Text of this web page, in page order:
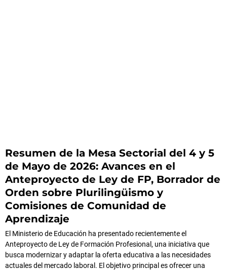
Resumen de la Mesa Sectorial del 4 y 5
de Mayo de 2026: Avances en el
Anteproyecto de Ley de FP, Borrador de
Orden sobre Plurilingüismo y
Comisiones de Comunidad de
Aprendizaje
El Ministerio de Educación ha presentado recientemente el
Anteproyecto de Ley de Formación Profesional, una iniciativa que
busca modernizar y adaptar la oferta educativa a las necesidades
actuales del mercado laboral. El objetivo principal es ofrecer una